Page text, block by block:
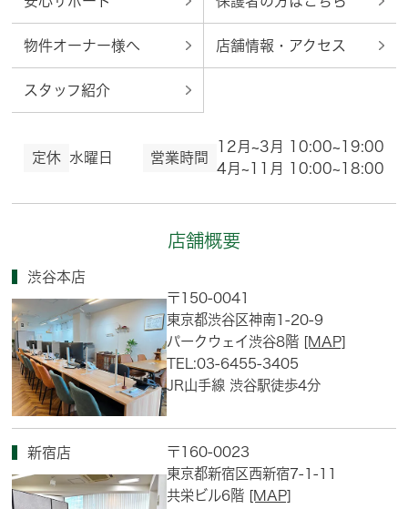
物件オーナー様へ 店舗情報・アクセス
スタッフ紹介
定休 水曜日 営業時間
12月~3月 10:00~19:00
4月~11月 10:00~18:00
店舗概要
渋谷本店
〒150-0041
東京都渋谷区神南1-20-9
パークウェイ渋谷8階 [MAP]
TEL:03-6455-3405
JR山手線 渋谷駅徒歩4分
新宿店
〒160-0023
東京都新宿区西新宿7-1-11
共栄ビル6階 [MAP]